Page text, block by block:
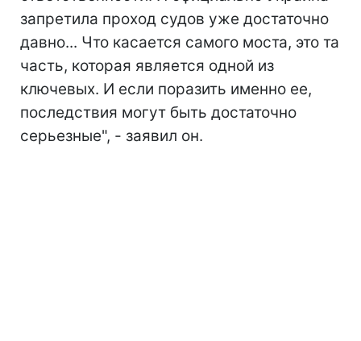
запретила проход судов уже достаточно
давно... Что касается самого моста, это та
часть, которая является одной из
ключевых. И если поразить именно ее,
последствия могут быть достаточно
серьезные", - заявил он.